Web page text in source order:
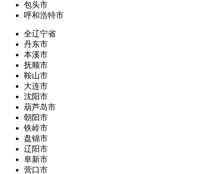
包头市
呼和浩特市
全辽宁省
丹东市
本溪市
抚顺市
鞍山市
大连市
沈阳市
葫芦岛市
朝阳市
铁岭市
盘锦市
辽阳市
阜新市
营口市